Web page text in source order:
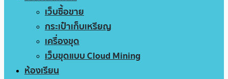
เว็บซื้อขาย
กระเป๋าเก็บเหรียญ
เครื่องขุด
เว็บขุดแบบ Cloud Mining
ห้องเรียน